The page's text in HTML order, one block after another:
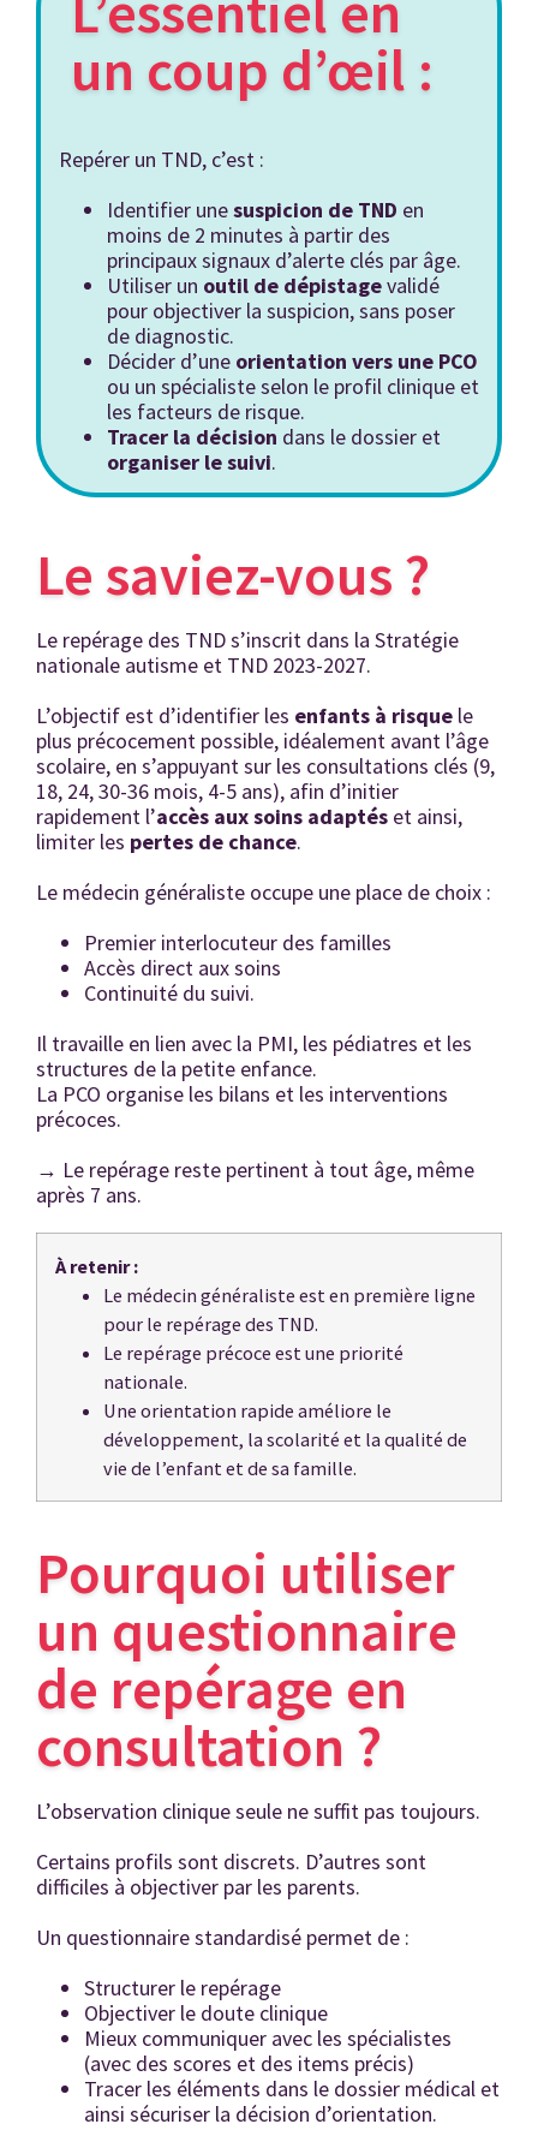
un coup d’œil :
Repérer un TND, c’est :
Identifier unesuspicion de TND en
moins de 2 minutes à partir des
principaux signaux d’alerte clés par âge.
Utiliser un outil de dépistagevalidé
pour objectiver la suspicion, sans poser
de diagnostic.
Décider d’une orientation vers une PCO
ou un spécialiste selon le profil clinique et
les facteurs de risque.
Tracer la décision dans le dossier et
organiser le suivi.
Le saviez-vous ?
Le repérage des TND s’inscrit dans la Stratégie
nationale autisme et TND 2023-2027.
L’objectif est d’identifier les enfants à risque le
plus précocement possible, idéalement avant l’âge
scolaire, en s’appuyant sur les consultations clés (9,
18, 24, 30-36 mois, 4-5 ans), afin d’initier
rapidement l’accès aux soins adaptés et ainsi,
limiter les pertes de chance.
Le médecin généraliste occupe une place de choix :
Premier interlocuteur des familles
Accès direct aux soins
Continuité du suivi.
Il travaille en lien avec la PMI, les pédiatres et les
structures de la petite enfance.
La PCO organise les bilans et les interventions
précoces.
→ Le repérage reste pertinent à tout âge, même
après 7 ans.
À retenir :
Le médecin généraliste est en première ligne
pour le repérage des TND.
Le repérage précoce est une priorité
nationale.
Une orientation rapide améliore le
développement, la scolarité et la qualité de
vie de l’enfant et de sa famille.
Pourquoi utiliser
un questionnaire
de repérage en
consultation ?
L’observation clinique seule ne suffit pas toujours.
Certains profils sont discrets. D’autres sont
difficiles à objectiver par les parents.
Un questionnaire standardisé permet de :
Structurer le repérage
Objectiver le doute clinique
Mieux communiquer avec les spécialistes
(avec des scores et des items précis)
Tracer les éléments dans le dossier médical et
ainsi sécuriser la décision d’orientation.